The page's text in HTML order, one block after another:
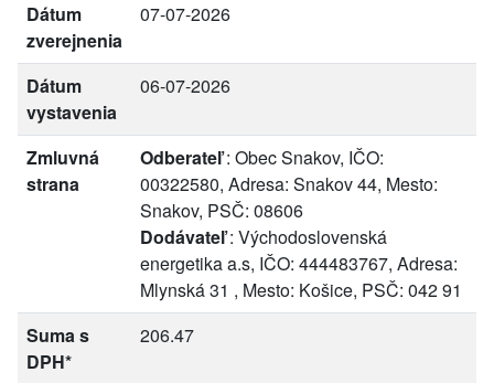
Dátum
zverejnenia
07-07-2026
Dátum
vystavenia
06-07-2026
Zmluvná
strana
Odberateľ: Obec Snakov, IČO:
00322580, Adresa: Snakov 44, Mesto:
Snakov, PSČ: 08606
Dodávateľ: Východoslovenská
energetika a.s, IČO: 444483767, Adresa:
Mlynská 31 , Mesto: Košice, PSČ: 042 91
Suma s
DPH*
206.47